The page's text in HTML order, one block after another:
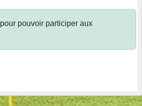
pour pouvoir participer aux